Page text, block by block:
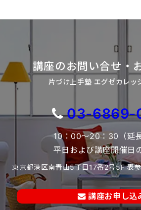
講座のお問い合せ・
片づけ上手塾 エグゼカレッ
03-6869-
10：00～20：30（延長
平日および講座開催日
東京都港区南青山5丁目17番2号5F 表
講座お申し込